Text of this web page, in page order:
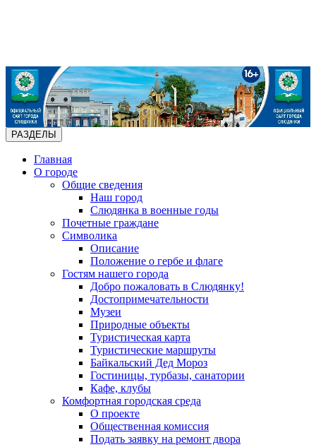
РАЗДЕЛЫ
Главная
О городе
Общие сведения
Наш город
Слюдянка в военные годы
Почетные граждане
Символика
Описание
Положение о гербе и флаге
Гостям нашего города
Добро пожаловать в Слюдянку!
Достопримечательности
Музеи
Природные объекты
Туристическая карта
Туристические маршруты
Байкальский Дед Мороз
Гостиницы, турбазы, санатории
Кафе, клубы
Комфортная городская среда
О проекте
Общественная комиссия
Подать заявку на ремонт двора